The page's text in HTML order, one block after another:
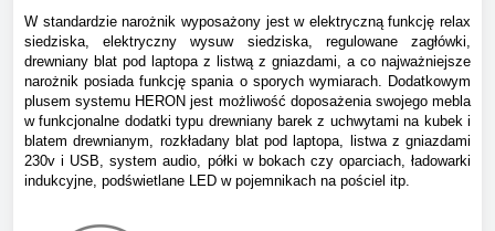
W standardzie narożnik wyposażony jest w elektryczną funkcję relax
siedziska, elektryczny wysuw siedziska, regulowane zagłówki,
drewniany blat pod laptopa z listwą z gniazdami, a co najważniejsze
narożnik posiada funkcję spania o sporych wymiarach. Dodatkowym
plusem systemu HERON jest możliwość doposażenia swojego mebla
w funkcjonalne dodatki typu drewniany barek z uchwytami na kubek i
blatem drewnianym, rozkładany blat pod laptopa, listwa z gniazdami
230v i USB, system audio, półki w bokach czy oparciach, ładowarki
indukcyjne, podświetlane LED w pojemnikach na pościel itp.